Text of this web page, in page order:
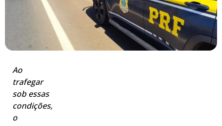
Ao
trafegar
sob essas
condições,
o